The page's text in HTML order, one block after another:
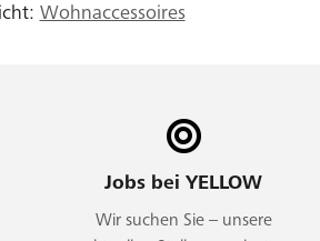
Wohnaccessoires
Jobs bei YELLOW
Wir suchen Sie – unsere